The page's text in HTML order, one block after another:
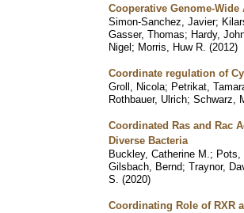
Cooperative Genome-
Simon-Sanchez, Javier;
Gasser, Thomas; Hardy,
Nigel; Morris, Huw R. (2012)
Coordinate regulation of
Groll, Nicola; Petrikat,
Rothbauer, Ulrich; Schwarz,
Coordinated Ras and Rac
Diverse Bacteria
Buckley, Catherine M. ; Pots,
Gilsbach, Bernd; Traynor,
S. (2020)
Coordinating Role of RXR